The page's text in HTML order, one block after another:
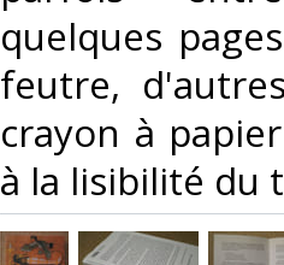
quelques
feutre,
crayon à
à la lisibilité du